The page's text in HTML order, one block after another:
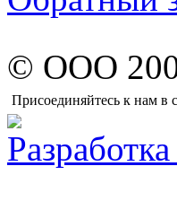
© ООО
Присоединяйтесь к нам в